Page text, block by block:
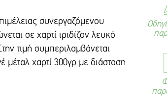
συνεργαζόμενου
σε χαρτί ιριδίζον λευκό
τιμή συμπεριλαμβάνεται
μέταλ χαρτί 300γρ με διάσταση